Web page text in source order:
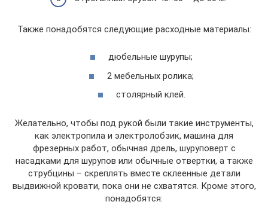
Также понадобятся следующие расходные материалы:
дюбельные шурупы;
2 мебельных ролика;
столярный клей.
Желательно, чтобы под рукой были такие инструменты,
как электропила и электролобзик, машина для
фрезерных работ, обычная дрель, шуруповерт с
насадками для шурупов или обычные отвертки, а также
струбцины – скреплять вместе склеенные детали
выдвижной кровати, пока они не схватятся. Кроме этого,
понадобятся: